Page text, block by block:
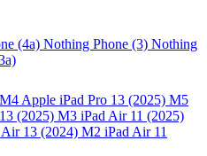
(4a) Nothing Phone (3) Nothing
Apple iPad Pro 13 (2025) M5
(2025) M3 iPad Air 11 (2025)
Air 13 (2024) M2 iPad Air 11